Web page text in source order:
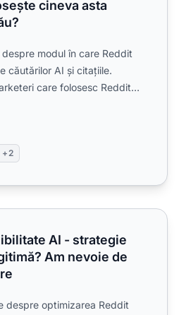
cineva asta
modul în care Reddit
căutărilor AI și citațiile.
care folosesc Reddit
+2
- strategie exagerată sau
AI - strategie
Am nevoie de
despre optimizarea Reddit